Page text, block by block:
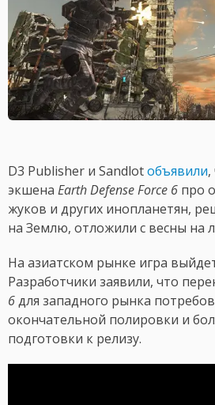
D3 Publisher и Sandlotобъявили
экшена Earth Defense Force 6 про
жуков и других инопланетян,
на Землю, отложили с весны на
На азиатском рынке игра
Разработчики заявили, что
6для западного рынка
окончательной полировки и
подготовки к релизу.